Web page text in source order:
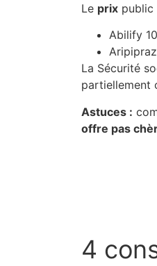
Le prix public
Abilify
La Sécurité
partiellement
Astuces :
offre pas
4